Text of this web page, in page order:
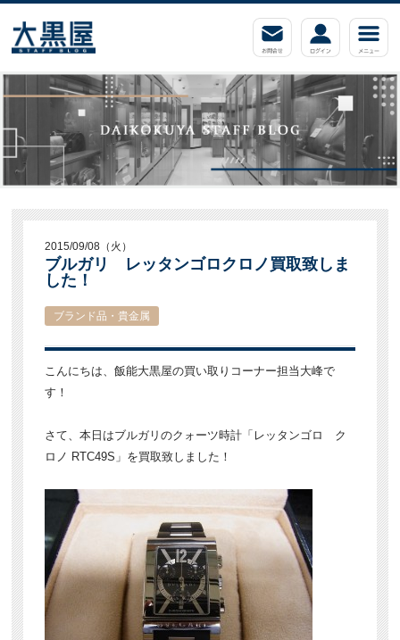
2015/09/08（火）
ブルガリ レッタンゴロクロノ買取致しま
した！
ブランド品・貴金属
こんにちは、飯能大黒屋の買い取りコーナー担当大峰で
す！
さて、本日はブルガリのクォーツ時計「レッタンゴロ ク
ロノ RTC49S」を買取致しました！